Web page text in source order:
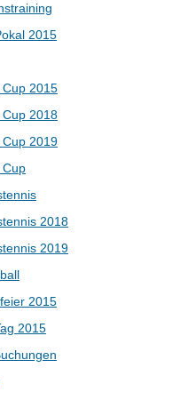
2015
Cup 2015
Cup 2018
Cup 2019
Cup
2018
2019
2015
2015